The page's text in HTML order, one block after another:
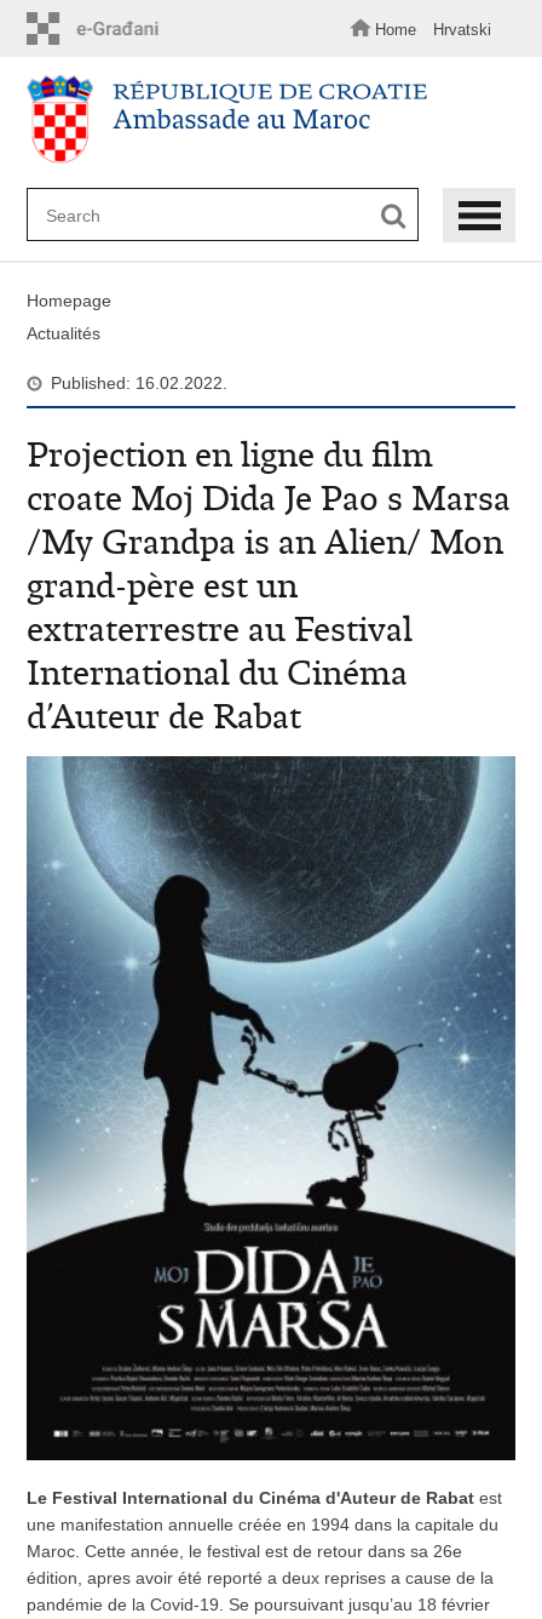
content
Home Hrvatski
Homepage
Actualités
Published: 16.02.2022.
Projection en ligne du film
croate Moj Dida Je Pao s Marsa
/My Grandpa is an Alien/ Mon
grand-père est un
extraterrestre au Festival
International du Cinéma
d’Auteur de Rabat
Le Festival International du Cinéma d'Auteur de Rabat est
une manifestation annuelle créée en 1994 dans la capitale du
Maroc. Cette année, le festival est de retour dans sa 26e
édition, apres avoir été reporté a deux reprises a cause de la
pandémie de la Covid-19. Se poursuivant jusqu’au 18 février